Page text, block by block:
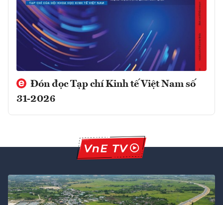
Đón đọc Tạp chí Kinh tế Việt Nam số
31-2026